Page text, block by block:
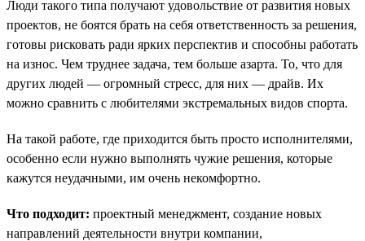
Люди такого типа получают удовольствие от развития новых
проектов, не боятся брать на себя ответственность за решения,
готовы рисковать ради ярких перспектив и способны работать
на износ. Чем труднее задача, тем больше азарта. То, что для
других людей — огромный стресс, для них — драйв. Их
можно сравнить с любителями экстремальных видов спорта.
На такой работе, где приходится быть просто исполнителями,
особенно если нужно выполнять чужие решения, которые
кажутся неудачными, им очень некомфортно.
Что подходит: проектный менеджмент, создание новых
направлений деятельности внутри компании,